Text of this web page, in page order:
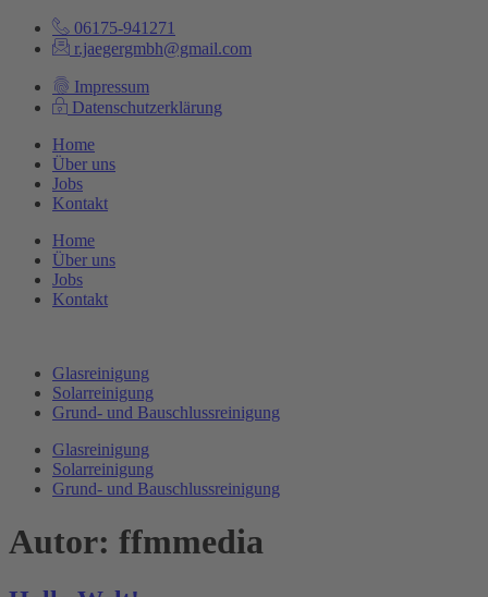
Zum
Inhalt
06175-941271
r.jaegergmbh@gmail.com
Impressum
Datenschutzerklärung
Home
Über uns
Jobs
Kontakt
Home
Über uns
Jobs
Kontakt
Glasreinigung
Solarreinigung
Grund- und Bauschlussreinigung
Glasreinigung
Solarreinigung
Grund- und Bauschlussreinigung
Autor: ffmmedia